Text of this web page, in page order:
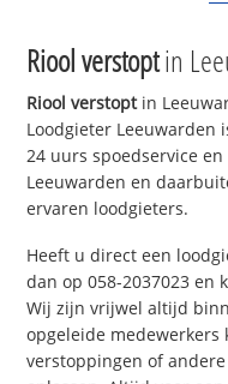
Riool verstoptin
Riool verstoptin
Loodgieter Leeuwarden
24 uurs spoedservice
Leeuwarden en
ervaren loodgieters.
Heeft u direct een
dan op 058-2037023 en
Wij zijn vrijwel altijd
opgeleide medewerkers
verstoppingen of